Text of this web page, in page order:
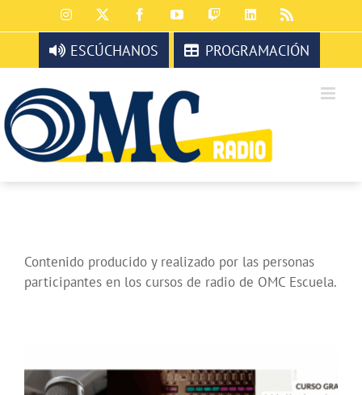
al
contenido
Instagram FacebookYouTubeTwitchLinkedIn
ESCÚCHANOS PROGRAMACIÓN
Contenido producido y realizado por las personas
participantes en los cursos de radio de OMC Escuela.